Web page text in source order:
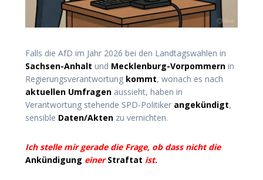
Falls die AfD im Jahr 2026 bei den Landtagswahlen in
Sachsen-Anhalt und Mecklenburg-Vorpommern in
Regierungsverantwortung kommt, wonach es nach
aktuellen Umfragen aussieht, haben in
Verantwortung stehende SPD-Politiker angekündigt,
sensible Daten/Akten zu vernichten.
Ich stelle mir gerade die Frage, ob dass nicht die
Ankündigung einer Straftat ist.